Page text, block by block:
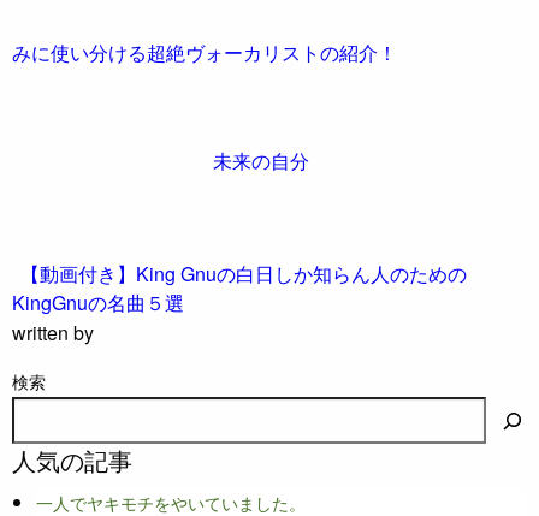
みに使い分ける超絶ヴォーカリストの紹介！
未来の自分
【動画付き】King Gnuの白日しか知らん人のための
KingGnuの名曲５選
written by
検索
人気の記事
一人でヤキモチをやいていました。